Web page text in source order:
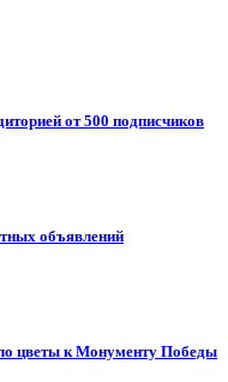
от 500 подписчиков
объявлений
цветы к Монументу Победы